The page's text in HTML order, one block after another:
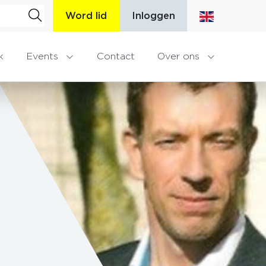
Word lid Inloggen
Events Contact Over ons